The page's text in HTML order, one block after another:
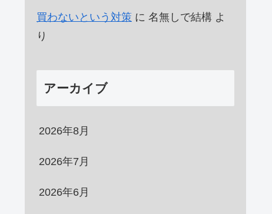
買わないという対策 に 名無しで結構 よ
り
アーカイブ
2026年8月
2026年7月
2026年6月